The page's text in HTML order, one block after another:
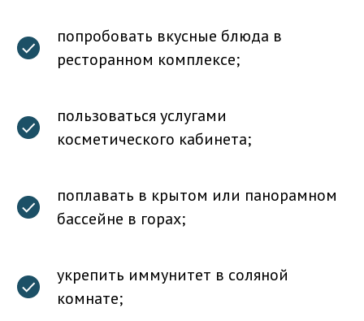
попробовать вкусные блюда в
ресторанном комплексе;
пользоваться услугами
косметического кабинета;
поплавать в крытом или панорамном
бассейне в горах;
укрепить иммунитет в соляной
комнате;